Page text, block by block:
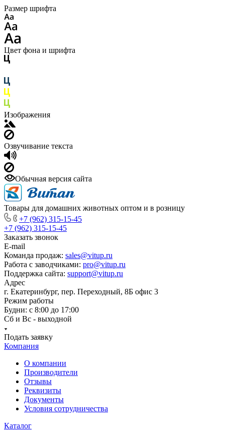
Размер шрифта
Цвет фона и шрифта
Изображения
Озвучивание текста
Обычная версия сайта
Товары для домашних животных оптом и в розницу
+7 (962) 315-15-45
+7 (962) 315-15-45
Заказать звонок
E-mail
Команда продаж: sales@vitup.ru
Работа с заводчиками: pro@vitup.ru
Поддержка сайта: support@vitup.ru
Адрес
г. Екатеринбург, пер. Переходный, 8Б офис 3
Режим работы
Будни: с 8:00 до 17:00
Сб и Вс - выходной
Подать заявку
Компания
О компании
Производители
Отзывы
Реквизиты
Документы
Условия сотрудничества
Каталог